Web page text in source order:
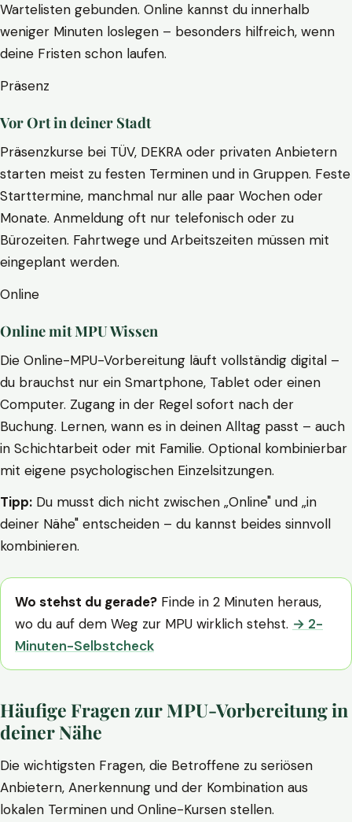
Wartelisten gebunden. Online kannst du innerhalb
weniger Minuten loslegen – besonders hilfreich, wenn
deine Fristen schon laufen.
Präsenz
Vor Ort in deiner Stadt
Präsenzkurse bei TÜV, DEKRA oder privaten Anbietern
starten meist zu festen Terminen und in Gruppen. Feste
Starttermine, manchmal nur alle paar Wochen oder
Monate. Anmeldung oft nur telefonisch oder zu
Bürozeiten. Fahrtwege und Arbeitszeiten müssen mit
eingeplant werden.
Online
Online mit MPU Wissen
Die Online-MPU-Vorbereitung läuft vollständig digital –
du brauchst nur ein Smartphone, Tablet oder einen
Computer. Zugang in der Regel sofort nach der
Buchung. Lernen, wann es in deinen Alltag passt – auch
in Schichtarbeit oder mit Familie. Optional kombinierbar
mit eigene psychologischen Einzelsitzungen.
Tipp: Du musst dich nicht zwischen „Online" und „in
deiner Nähe" entscheiden – du kannst beides sinnvoll
kombinieren.
Wo stehst du gerade? Finde in 2 Minuten heraus,
wo du auf dem Weg zur MPU wirklich stehst. → 2-
Minuten-Selbstcheck
Häufige Fragen zur MPU-Vorbereitung in
deiner Nähe
Die wichtigsten Fragen, die Betroffene zu seriösen
Anbietern, Anerkennung und der Kombination aus
lokalen Terminen und Online-Kursen stellen.